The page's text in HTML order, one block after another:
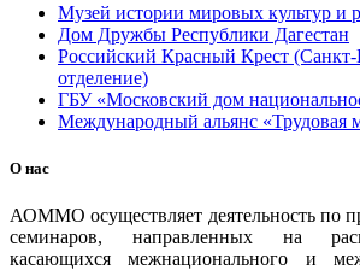
Музей истории мировых культур и
Дом Дружбы Республики Дагестан
Российский Красный Крест (Санкт-
отделение)
ГБУ «Московский дом
Международный альянс «Трудовая
О нас
АОММО осуществляет деятельность по
семинаров, направленных на
касающихся межнационального и